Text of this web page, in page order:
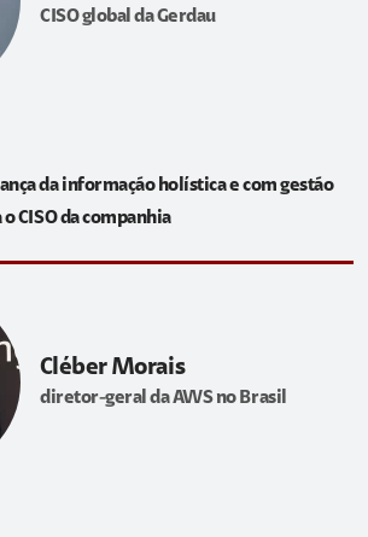
CISO global da Gerdau
da informação holística e com gestão
CISO da companhia
Cléber Morais
diretor-geral da AWS no Brasil